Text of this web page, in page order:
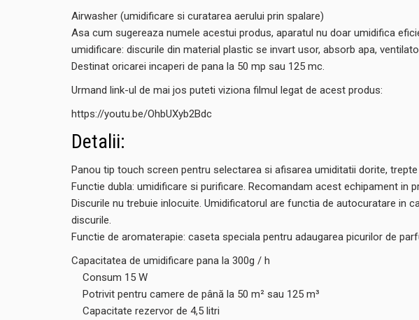
Airwasher (umidificare si curatarea aerului prin spalare)
Asa cum sugereaza numele acestui produs, aparatul nu doar umidifica
umidificare: discurile din material plastic se invart usor, absorb apa,
Destinat oricarei incaperi de pana la 50 mp sau 125 mc.
Urmand link-ul de mai jos puteti viziona filmul legat de acest produs:
https://youtu.be/OhbUXyb2Bdc
Detalii:
Panou tip touch screen pentru selectarea si afisarea umiditatii dorite,
Functie dubla: umidificare si purificare. Recomandam acest echipament in
Discurile nu trebuie inlocuite. Umidificatorul are functia de autocuratare in
discurile.
Functie de aromaterapie: caseta speciala pentru adaugarea picurilor de
Capacitatea de umidificare pana la 300g / h
Consum 15 W
Potrivit pentru camere de până la 50 m² sau 125 m³
Capacitate rezervor de 4,5 litri